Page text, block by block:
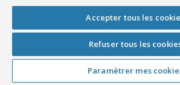
Vous avez besoin
conseillé ?
Accepter tous les
Refuser tous les
Paramètrer mes